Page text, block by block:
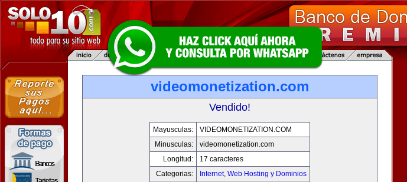
videomonetization.com
Vendido!
Mayusculas:
VIDEOMONETIZATION.COM
Minusculas:
videomonetization.com
Longitud:
17 caracteres
Categorias:
Internet, Web Hosting y Dominios